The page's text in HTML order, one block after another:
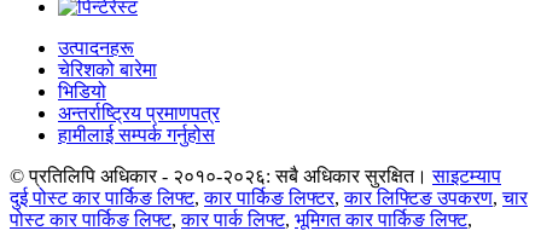
उत्पादनहरू
चेरिशको बारेमा
भिडियो
अन्तर्राष्ट्रिय प्रमाणपत्र
हामीलाई सम्पर्क गर्नुहोस
© प्रतिलिपि अधिकार - २०१०-२०२६: सबै अधिकार सुरक्षित। साइटम्याप
दुई पोस्ट कार पार्किङ लिफ्ट,कार पार्किङ लिफ्टर,कार लिफ्टिङ उपकरण,चार
पोस्ट कार पार्किङ लिफ्ट,कार पार्क लिफ्ट, भूमिगत कार पार्किङ लिफ्ट,